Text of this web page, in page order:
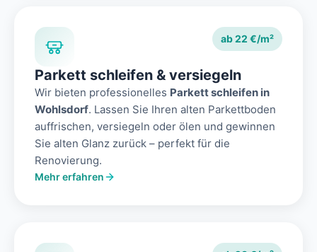
ab 22 €/m²
Parkett schleifen & versiegeln
Wir bieten professionelles Parkett schleifen in
Wohlsdorf. Lassen Sie Ihren alten Parkettboden
auffrischen, versiegeln oder ölen und gewinnen
Sie alten Glanz zurück – perfekt für die
Renovierung.
Mehr erfahren